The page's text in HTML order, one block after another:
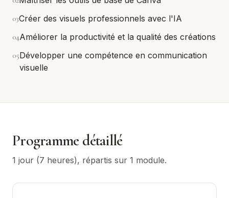
03Créer des visuels professionnels avec l'IA
04Améliorer la productivité et la qualité des créations
05Développer une compétence en communication
visuelle
Programme détaillé
1 jour (7 heures), répartis sur 1 module.